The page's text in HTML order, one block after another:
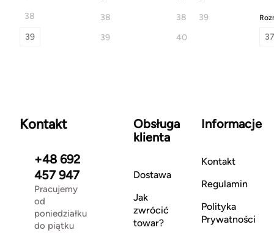
38
39
38
39
38
39
40
37
Kontakt
+48 692
457 947
Pracujemy
od
poniedziałku
do piątku
Obsługa
klienta
Dostawa
Jak
zwrócić
towar?
Informacje
Kontakt
Regulamin
Polityka
Prywatności